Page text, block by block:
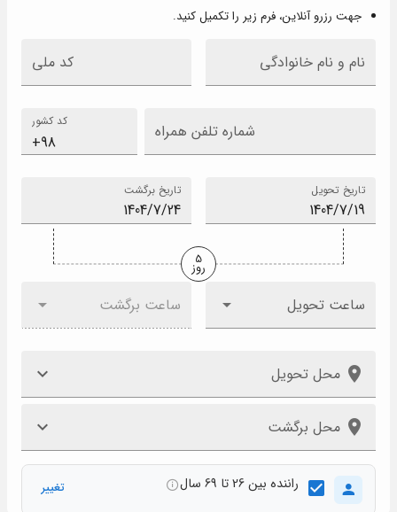
جهت رزرو آنلاین، فرم زیر را تکمیل کنید.
نام و نام خانوادگی کد ملی
کد کشور شماره تلفن همراه
تاریخ تحویل تاریخ برگشت
5
روز
ساعت تحویل ساعت برگشت
محل تحویل
محل برگشت
راننده بین 26 تا 69 سال تغییر